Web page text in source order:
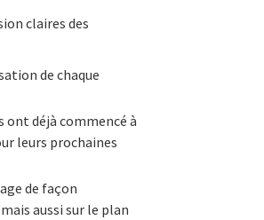
claires des
de chaque
ont déjà commencé à
leurs prochaines
de façon
aussi sur le plan